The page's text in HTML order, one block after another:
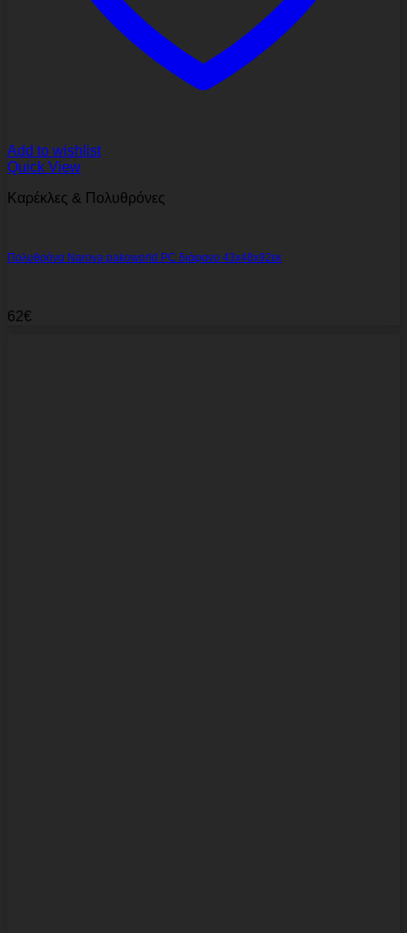
Add to wishlist
Quick View
Καρέκλες & Πολυθρόνες
Πολυθρόνα Narova pakoworld PC διάφανο 43x48x92εκ
62€